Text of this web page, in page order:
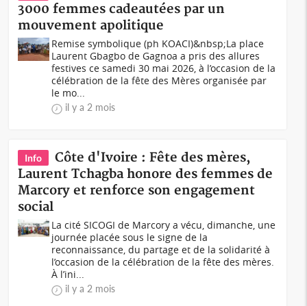
3000 femmes cadeautées par un
mouvement apolitique
Remise symbolique (ph KOACI)&nbsp;La place
Laurent Gbagbo de Gagnoa a pris des allures
festives ce samedi 30 mai 2026, à l’occasion de la
célébration de la fête des Mères organisée par
le mo...
il y a 2 mois
Info
Côte d'Ivoire : Fête des mères,
Laurent Tchagba honore des femmes de
Marcory et renforce son engagement
social
La cité SICOGI de Marcory a vécu, dimanche, une
journée placée sous le signe de la
reconnaissance, du partage et de la solidarité à
l’occasion de la célébration de la fête des mères.
À l’ini...
il y a 2 mois